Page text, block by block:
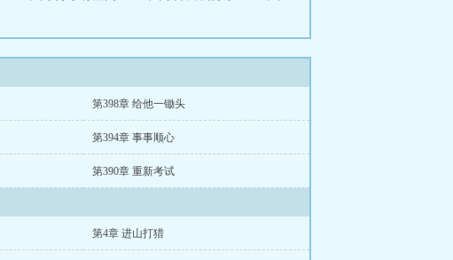
第398章 给他一锄头
第394章 事事顺心
第390章 重新考试
第4章 进山打猎